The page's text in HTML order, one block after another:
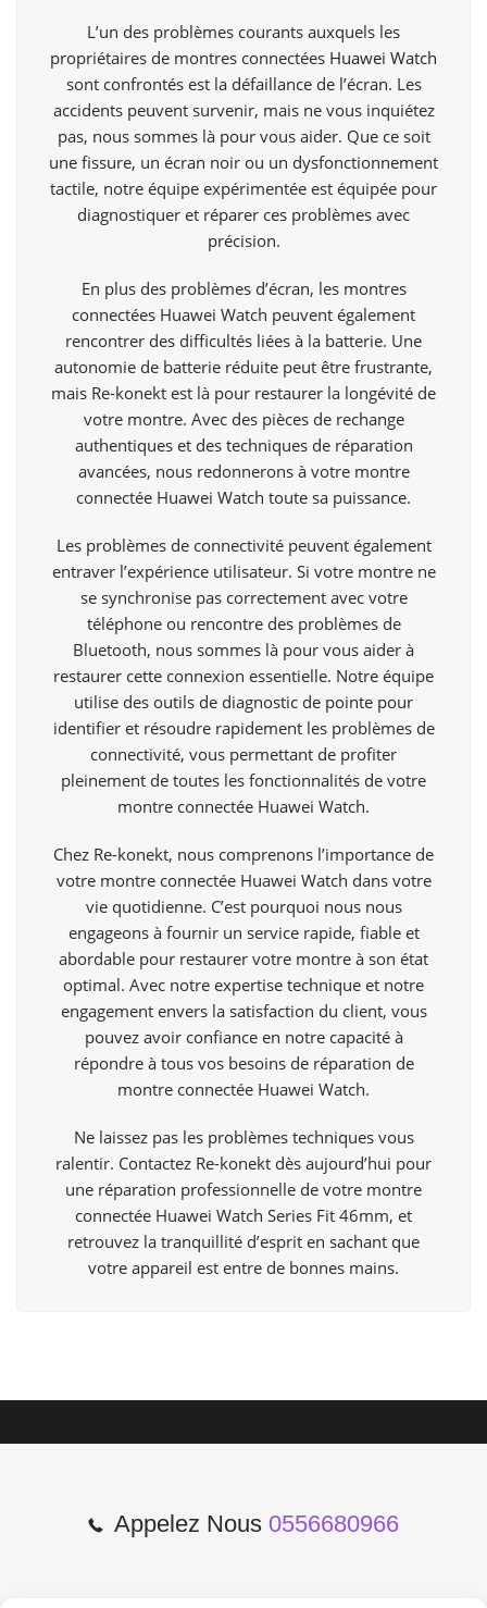
L’un des problèmes courants auxquels les
propriétaires de montres connectées Huawei Watch
sont confrontés est la défaillance de l’écran. Les
accidents peuvent survenir, mais ne vous inquiétez
pas, nous sommes là pour vous aider. Que ce soit
une fissure, un écran noir ou un dysfonctionnement
tactile, notre équipe expérimentée est équipée pour
diagnostiquer et réparer ces problèmes avec
précision.
En plus des problèmes d’écran, les montres
connectées Huawei Watch peuvent également
rencontrer des difficultés liées à la batterie. Une
autonomie de batterie réduite peut être frustrante,
mais Re-konekt est là pour restaurer la longévité de
votre montre. Avec des pièces de rechange
authentiques et des techniques de réparation
avancées, nous redonnerons à votre montre
connectée Huawei Watch toute sa puissance.
Les problèmes de connectivité peuvent également
entraver l’expérience utilisateur. Si votre montre ne
se synchronise pas correctement avec votre
téléphone ou rencontre des problèmes de
Bluetooth, nous sommes là pour vous aider à
restaurer cette connexion essentielle. Notre équipe
utilise des outils de diagnostic de pointe pour
identifier et résoudre rapidement les problèmes de
connectivité, vous permettant de profiter
pleinement de toutes les fonctionnalités de votre
montre connectée Huawei Watch.
Chez Re-konekt, nous comprenons l’importance de
votre montre connectée Huawei Watch dans votre
vie quotidienne. C’est pourquoi nous nous
engageons à fournir un service rapide, fiable et
abordable pour restaurer votre montre à son état
optimal. Avec notre expertise technique et notre
engagement envers la satisfaction du client, vous
pouvez avoir confiance en notre capacité à
répondre à tous vos besoins de réparation de
montre connectée Huawei Watch.
Ne laissez pas les problèmes techniques vous
ralentir. Contactez Re-konekt dès aujourd’hui pour
une réparation professionnelle de votre montre
connectée Huawei Watch Series Fit 46mm, et
retrouvez la tranquillité d’esprit en sachant que
votre appareil est entre de bonnes mains.
Appelez Nous 0556680966